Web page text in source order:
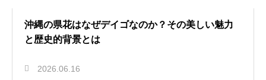
沖縄の県花はなぜデイゴなのか？その美しい魅力
と歴史的背景とは
2026.06.16